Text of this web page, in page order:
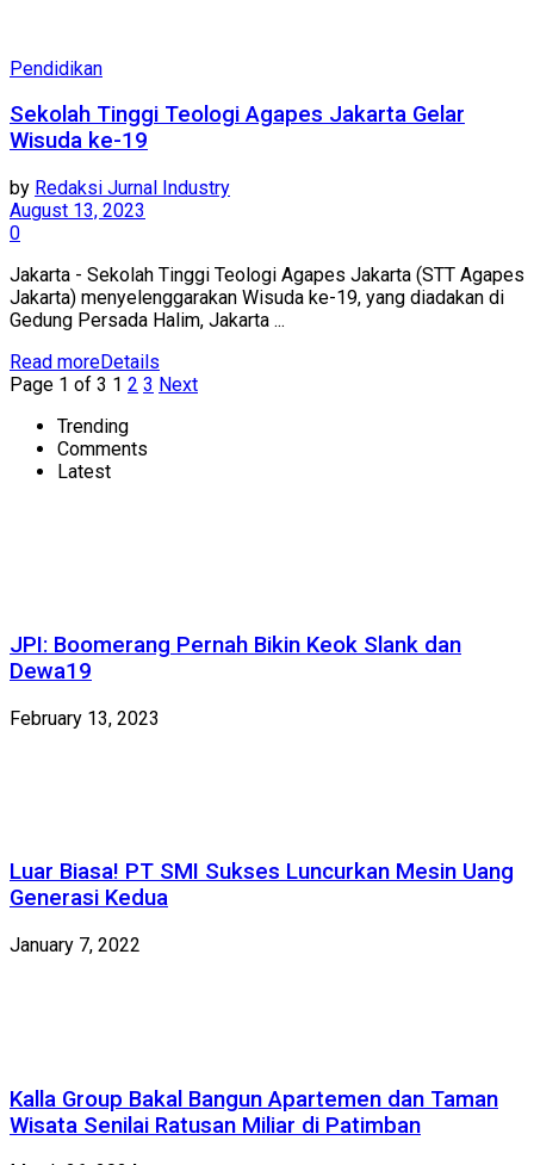
Pendidikan
Sekolah Tinggi Teologi Agapes Jakarta Gelar
Wisuda ke-19
by Redaksi Jurnal Industry
August 13, 2023
0
Jakarta - Sekolah Tinggi Teologi Agapes Jakarta (STT Agapes
Jakarta) menyelenggarakan Wisuda ke-19, yang diadakan di
Gedung Persada Halim, Jakarta ...
Read moreDetails
Page 1 of 3 1 2 3 Next
Trending
Comments
Latest
JPI: Boomerang Pernah Bikin Keok Slank dan
Dewa19
February 13, 2023
Luar Biasa! PT SMI Sukses Luncurkan Mesin Uang
Generasi Kedua
January 7, 2022
Kalla Group Bakal Bangun Apartemen dan Taman
Wisata Senilai Ratusan Miliar di Patimban